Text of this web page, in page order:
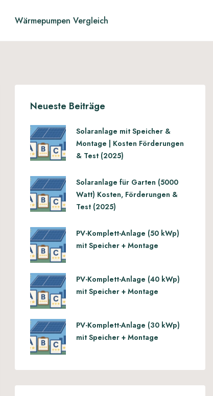
Wärmepumpen Vergleich
Neueste Beiträge
Solaranlage mit Speicher &
Montage | Kosten Förderungen
& Test (2025)
Solaranlage für Garten (5000
Watt) Kosten, Förderungen &
Test (2025)
PV-Komplett-Anlage (50 kWp)
mit Speicher + Montage
PV-Komplett-Anlage (40 kWp)
mit Speicher + Montage
PV-Komplett-Anlage (30 kWp)
mit Speicher + Montage